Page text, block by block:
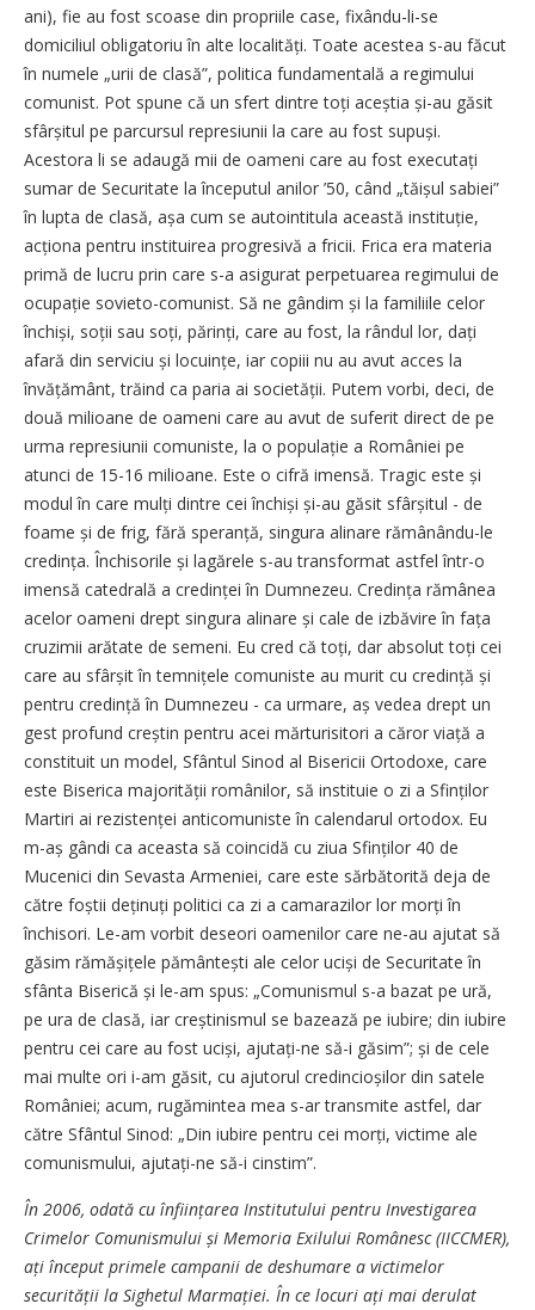
ani), fie au fost scoase din propriile case, fixându-li-se
domiciliul obligatoriu în alte localități. Toate acestea s-au făcut
în numele „urii de clasă”, politica fundamentală a regimului
comunist. Pot spune că un sfert dintre toți aceștia și-au găsit
sfârșitul pe parcursul represiunii la care au fost supuși.
Acestora li se adaugă mii de oameni care au fost executați
sumar de Securitate la începutul anilor ’50, când „tăișul sabiei”
în lupta de clasă, așa cum se autointitula această instituție,
acționa pentru instituirea progresivă a fricii. Frica era materia
primă de lucru prin care s-a asigurat perpetuarea regimului de
ocupație sovieto-comunist. Să ne gândim și la familiile celor
închiși, soții sau soți, părinți, care au fost, la rândul lor, dați
afară din serviciu și locuințe, iar copiii nu au avut acces la
învățământ, trăind ca paria ai societății. Putem vorbi, deci, de
două milioane de oameni care au avut de suferit direct de pe
urma represiunii comuniste, la o populație a României pe
atunci de 15-16 milioane. Este o cifră imensă. Tragic este și
modul în care mulți dintre cei închiși și-au găsit sfârșitul - de
foame și de frig, fără speranță, singura alinare rămânându-le
credința. Închisorile și lagărele s-au transformat astfel într-o
imensă catedrală a credinței în Dumnezeu. Credința rămânea
acelor oameni drept singura alinare și cale de izbăvire în fața
cruzimii arătate de semeni. Eu cred că toți, dar absolut toți cei
care au sfârșit în temnițele comuniste au murit cu credință și
pentru credință în Dumnezeu - ca urmare, aș vedea drept un
gest profund creștin pentru acei mărturisitori a căror viață a
constituit un model, Sfântul Sinod al Bisericii Ortodoxe, care
este Biserica majorității românilor, să instituie o zi a Sfinților
Martiri ai rezistenței anticomuniste în calendarul ortodox. Eu
m-aș gândi ca aceasta să coincidă cu ziua Sfinților 40 de
Mucenici din Sevasta Armeniei, care este sărbătorită deja de
către foștii deținuți politici ca zi a camarazilor lor morți în
închisori. Le-am vorbit deseori oamenilor care ne-au ajutat să
găsim rămășițele pă­mân­tești ale celor uciși de Securitate în
sfânta Biserică și le-am spus: „Comunismul s-a bazat pe ură,
pe ura de clasă, iar creștinismul se bazează pe iubire; din iubire
pentru cei care au fost uciși, ajutați-ne să-i găsim”; și de cele
mai multe ori i-am găsit, cu ajutorul cre­din­cioșilor din satele
României; acum, rugămintea mea s-ar transmite astfel, dar
către Sfântul Sinod: „Din iubire pentru cei morți, victime ale
comunismului, aju­tați-ne să-i cinstim”.
În 2006, odată cu înființarea Institutului pentru Investigarea
Crimelor Comunismului și Memoria Exilului Românesc (IICCMER),
ați început primele campanii de deshumare a victimelor
securității la Sighetul Marmației. În ce locuri ați mai derulat